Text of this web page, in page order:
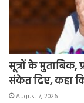
सूत्रों के मुताबिक,
संकेत दिए, कहा
August 7, 2026